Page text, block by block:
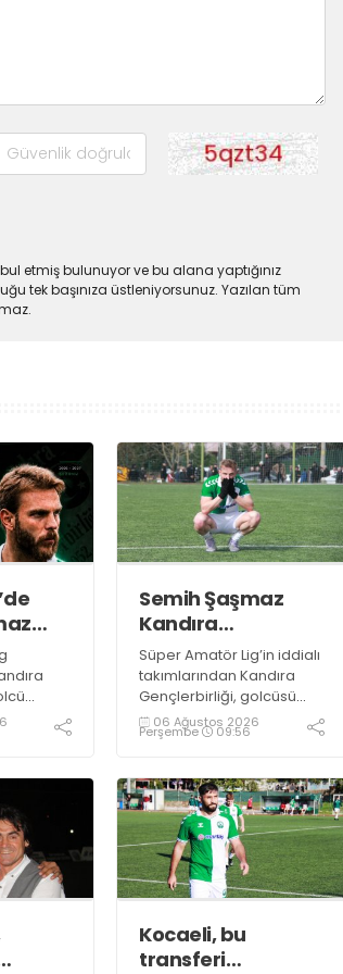
etmiş bulunuyor ve bu alana yaptığınız
tek başınıza üstleniyorsunuz. Yazılan tüm
Semih Şaşmaz
Kandıra
Gençlerbirliği’nde
devam dedi!
Süper Amatör Lig’in iddialı
takımlarından Kandıra
Gençlerbirliği, golcüsü
Semih Şaşmaz ile devam
ediyor.
06 Ağustos 2026
Perşembe 09:56
Kocaeli, bu
transferi